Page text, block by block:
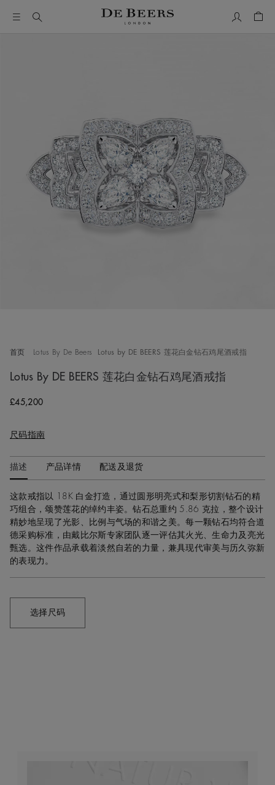
首页 Lotus By De Beers Lotus by DE BEERS 莲花白金钻石鸡尾酒戒指
Lotus By DE BEERS 莲花白金钻石鸡尾酒戒指
Original price
£45,200
尺码指南
描述 产品详情 配送及退货
这款戒指以 18K 白金打造，通过圆形明亮式和梨形切割钻石的精
巧组合，颂赞莲花的绰约丰姿。钻石总重约 5.86 克拉，整个设计
精妙地呈现了光影、比例与气场的和谐之美。每一颗钻石均符合道
德采购标准，由戴比尔斯专家团队逐一评估其火光、生命力及亮光
甄选。这件作品承载着淡然自若的力量，兼具现代审美与历久弥新
的表现力。
选择尺码